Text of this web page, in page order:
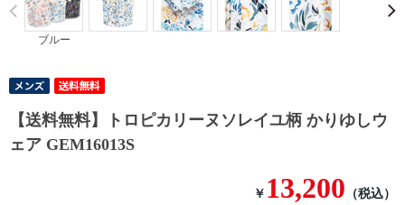
ブルー
【送料無料】トロピカリーヌソレイユ柄 かりゆしウ
ェア GEM16013S
￥ 13,200 （税込）